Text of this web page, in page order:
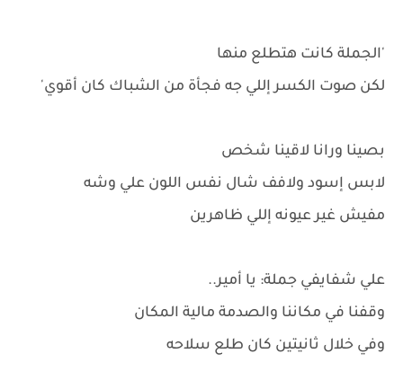
'الجملة كانت هتطلع منها
لكن صوت الكسر إللي جه فجأة من الشباك كان أقوي'
بصينا ورانا لاقينا شخص
لابس إسود ولافف شال نفس اللون علي وشه
مفيش غير عيونه إللي ظاهرين
علي شفايفي جملة: يا أمير..
وقفنا في مكاننا والصدمة مالية المكان
وفي خلال ثانيتين كان طلع سلاحه